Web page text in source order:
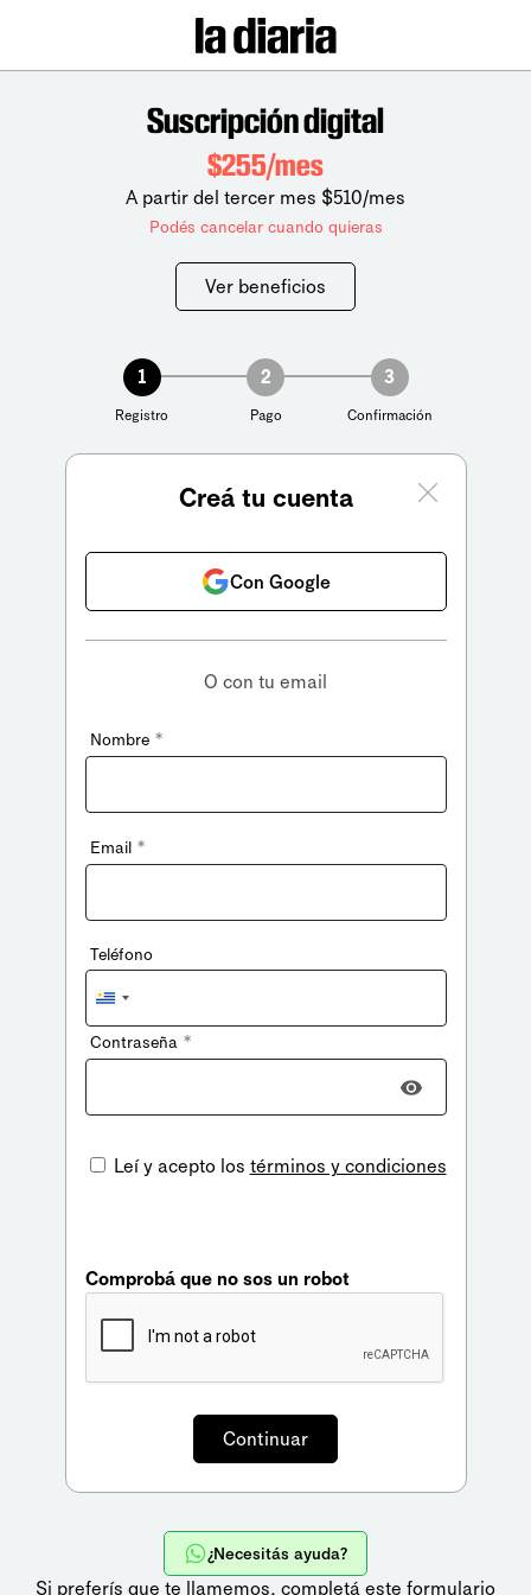
Suscripción digital
$255/mes
A partir del tercer mes $510/mes
Podés cancelar cuando quieras
Ver beneficios
1
Registro
2
Pago
3
Confirmación
Creá tu cuenta
Con Google
O con tu email
Nombre *
Email *
Teléfono
Uruguay
+598
Contraseña *
Leí y acepto los términos y condiciones
Comprobá que no sos un robot
¿Necesitás ayuda?
Si preferís que te llamemos, completá este formulario